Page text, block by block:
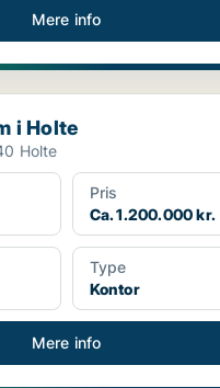
Mere info
i Holte
Holte
Pris
Ca. 1.200.000 kr.
Type
Kontor
Mere info